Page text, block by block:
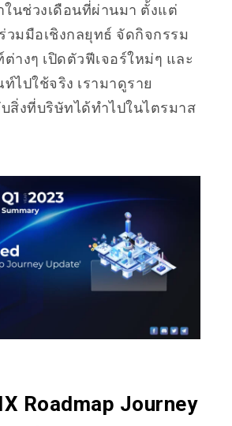
ในช่วงเดือนที่ผ่านมา ตั้งแต่
วมมือเชิงกลยุทธ์ จัดกิจกรรม
างๆ เปิดตัวฟีเจอร์ใหม่ๆ และ
ไปใช้จริง เรามาดูราย
บสิ่งที่บริษัทได้ทำไปในไตรมาส
Roadmap Journey